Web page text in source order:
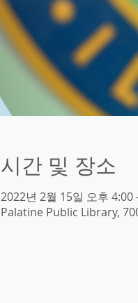
시간 및 장소
2022년 2월 15일 오후 4:00
Palatine Public Library,